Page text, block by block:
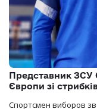
Представник ЗСУ
Європи зі
Спортсмен виборов